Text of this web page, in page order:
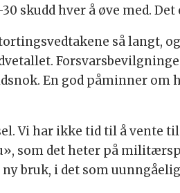
skudd hver å øve med.
så langt,
En god påminner om
Vi har ikke tid til å vente
som det heter på
bruk, i det som